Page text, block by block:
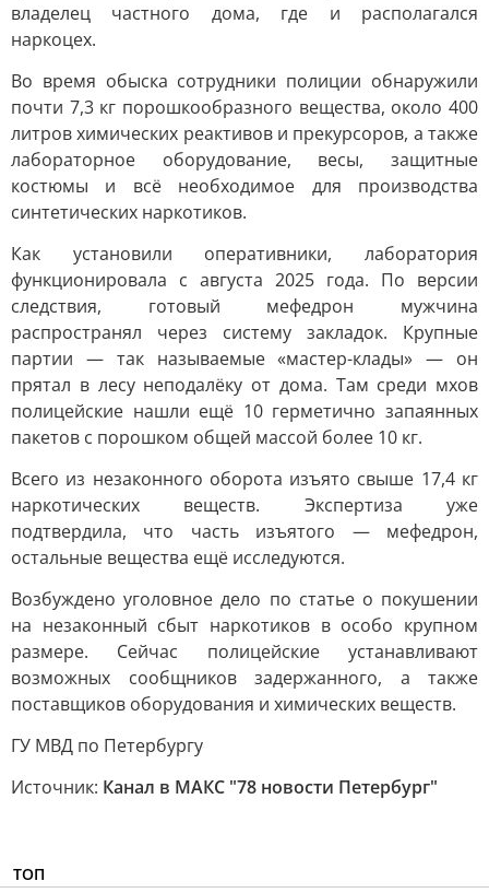
владелец частного дома, где и располагался
наркоцех.
Во время обыска сотрудники полиции обнаружили
почти 7,3 кг порошкообразного вещества, около 400
литров химических реактивов и прекурсоров, а также
лабораторное оборудование, весы, защитные
костюмы и всё необходимое для производства
синтетических наркотиков.
Как установили оперативники, лаборатория
функционировала с августа 2025 года. По версии
следствия, готовый мефедрон мужчина
распространял через систему закладок. Крупные
партии — так называемые «мастер-клады» — он
прятал в лесу неподалёку от дома. Там среди мхов
полицейские нашли ещё 10 герметично запаянных
пакетов с порошком общей массой более 10 кг.
Всего из незаконного оборота изъято свыше 17,4 кг
наркотических веществ. Экспертиза уже
подтвердила, что часть изъятого — мефедрон,
остальные вещества ещё исследуются.
Возбуждено уголовное дело по статье о покушении
на незаконный сбыт наркотиков в особо крупном
размере. Сейчас полицейские устанавливают
возможных сообщников задержанного, а также
поставщиков оборудования и химических веществ.
ГУ МВД по Петербургу
Источник: Канал в МАКС "78 новости Петербург"
ТОП